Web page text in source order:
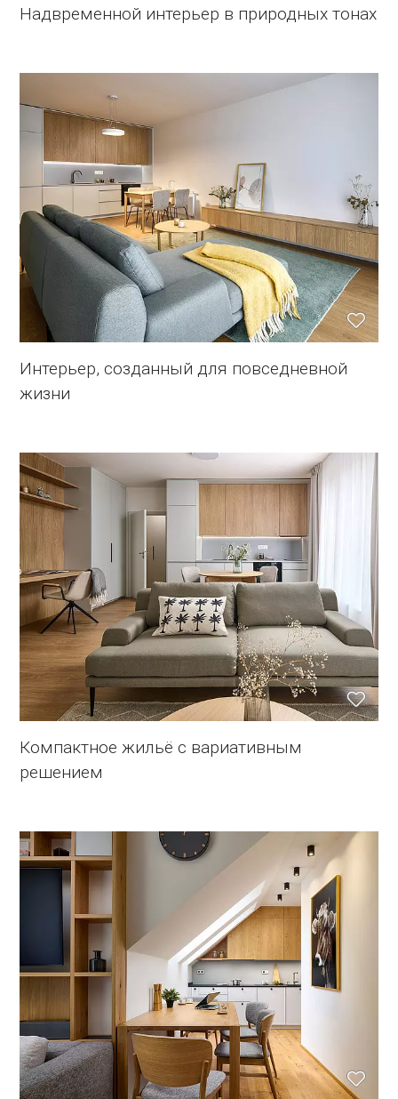
Надвременной интерьер в природных тонах
Интерьер, созданный для повседневной
жизни
Компактное жильё с вариативным
решением